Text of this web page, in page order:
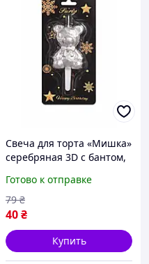
Свеча для торта «Мишка»
серебряная 3D с бантом,
медвежонок, стильный
праздничный декор на
день рождения bam
Готово к отправке
40₴
79 ₴
Купить